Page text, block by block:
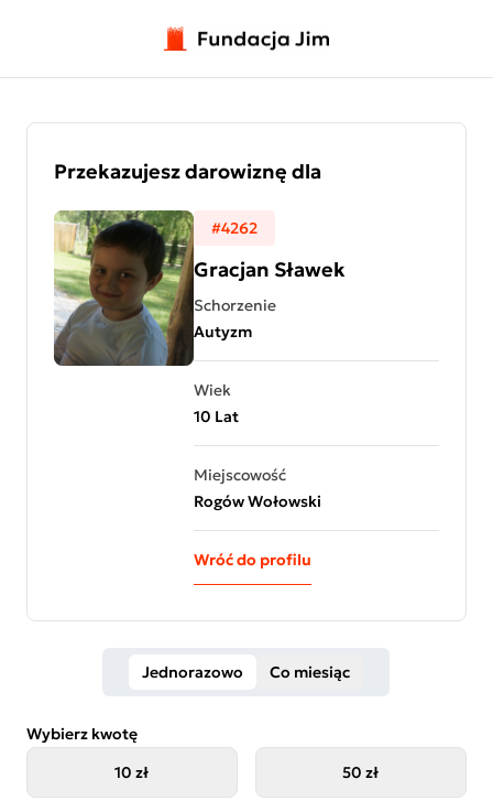
Przekazujesz darowiznę dla
#4262
Gracjan Sławek
Schorzenie
Autyzm
Wiek
10 Lat
Miejscowość
Rogów Wołowski
Wróć do profilu
Jednorazowo Co miesiąc
Wybierz kwotę
10 zł
50 zł